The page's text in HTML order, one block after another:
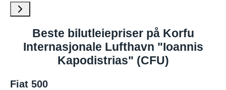
Beste bilutleiepriser på Korfu
Internasjonale Lufthavn "Ioannis
Kapodistrias" (CFU)
Fiat 500